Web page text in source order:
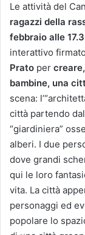
Le attività del
ragazzi della
febbraio alle
interattivo firmato
Prato per
bambine, una
scena:
città partendo
“giardiniera”
alberi. I due
dove grandi
qui le loro
vita. La città
personaggi ed
popolare lo